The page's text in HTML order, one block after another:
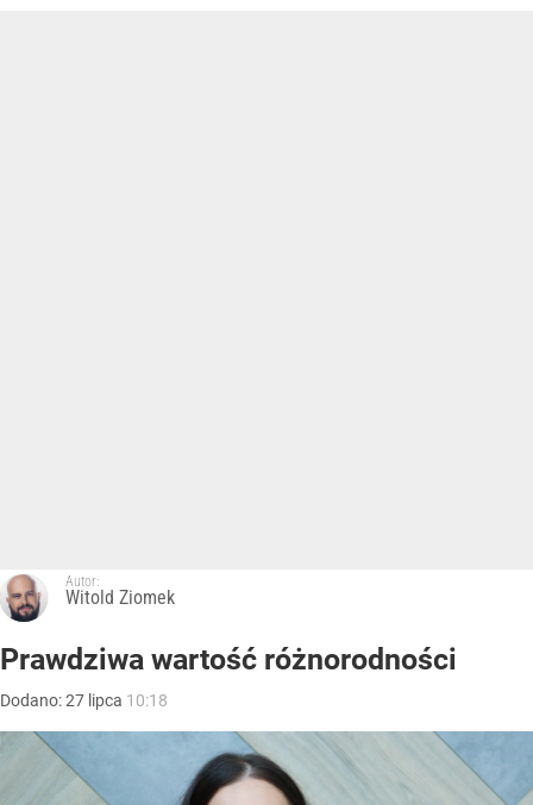
Autor:
Witold Ziomek
Prawdziwa wartość różnorodności
Dodano:27 lipca 10:18